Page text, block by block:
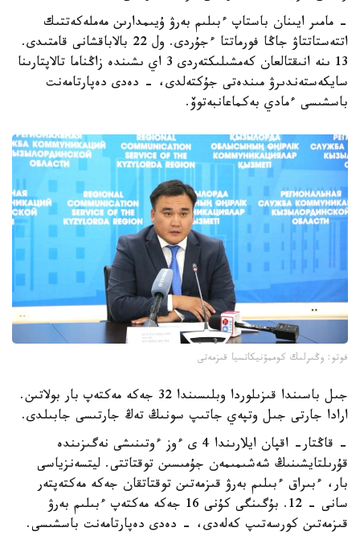
- مامىر ايىنان باستاپ ءبىلىم بەرۋ ۇيىمدارىن مەملەكەتتىك
اتتەستاتتاۋ جاڭا فورماتتا ءجۇردى. ول 22 بالاباقشانى قامتىدى.
13 ىنە انىقتالعان كەمشىلىكتەردى 3 اي ىشىندە زاڭناما تالاپتارىنا
سايكەستەندىرۋ مىندەتى جۇكتەلدى، - دەدى دەپارتامەنت
باسشىسى ءمادي بەكماعانبەتوۆ.
فوتو: وڭىرلىك كوممۋنيكاتسيا قىزمەتى
جىل باسىندا قىزىلوردا وبلىسىندا 32 جەكە مەكتەپ بار بولاتىن.
ارادا جارتى جىل وتپەي جاتىپ سونىڭ تەڭ جارتىسى جابىلدى.
- قاڭتار- اقپان ايلارىندا 4 ى ءوز ءوتىنىشى نەگىزىندە
قۇرىلتايشىنىڭ شەشىمىمەن جۇمىسىن توقتاتتى. ليتسەنزياسى
بار، ءبىراق ءبىلىم بەرۋ قىزمەتىن توقتاتقان جەكە مەكتەپتەر
سانى - 12. بۇگىنگى كۇنى 16 جەكە مەكتەپ ءبىلىم بەرۋ
قىزمەتىن كورسەتىپ كەلەدى، - دەدى دەپارتامەنت باسشىسى.